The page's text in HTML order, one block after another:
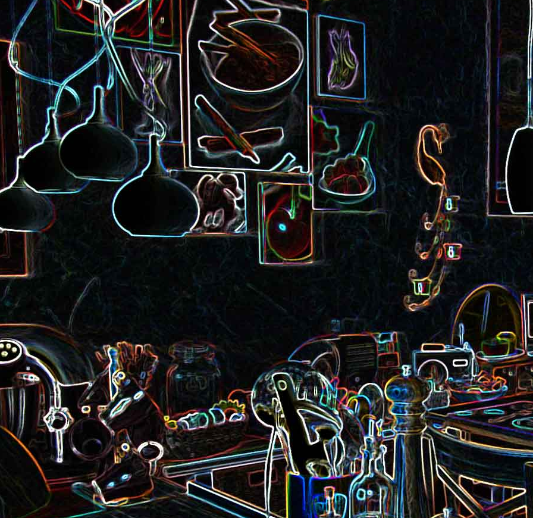
Tarte amandine
Pizza à la choucroute, aux
lardons et au cumin Crème de poivron aux noix Cake au saucisson
Baguette à la raclette, à la
roquette et aux graines de
courge Smoothie aux kiwis et à la
mangue
Gâteau au chocolat et au Pizza aux rillettes
Tarte à la pralinoise et aux
noisettes
Colombo de crevettes au lait
de coco Tarte aux pommes, au miel et
aux amandes
Choux de
chorizo et à la
2